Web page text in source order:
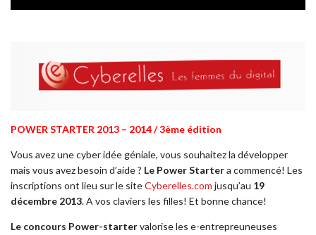
POWER STARTER 2013 – 2014 / 3ème édition
Vous avez une cyber idée géniale, vous souhaitez la développer
mais vous avez besoin d’aide ? Le Power Startera commencé! Les
inscriptions ont lieu sur le siteCyberelles.com jusqu’au 19
décembre 2013. A vos claviers les filles! Et bonne chance!
Le concours Power-startervalorise les e-entrepreuneuses